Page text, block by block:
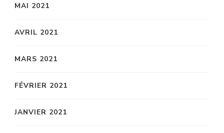
MAI 2021
AVRIL 2021
MARS 2021
FÉVRIER 2021
JANVIER 2021